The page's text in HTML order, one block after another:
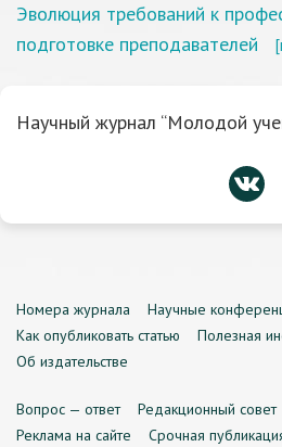
Эволюция требований к
подготовке преподавателей
Научный журнал “Молодой
Номера журнала Научные
Как опубликовать статью
Полезная
Об издательстве
Вопрос — ответ Редакционный совет
Реклама на сайте
Срочная